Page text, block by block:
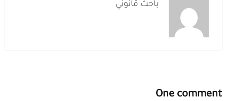
باحث قانوني
One comment